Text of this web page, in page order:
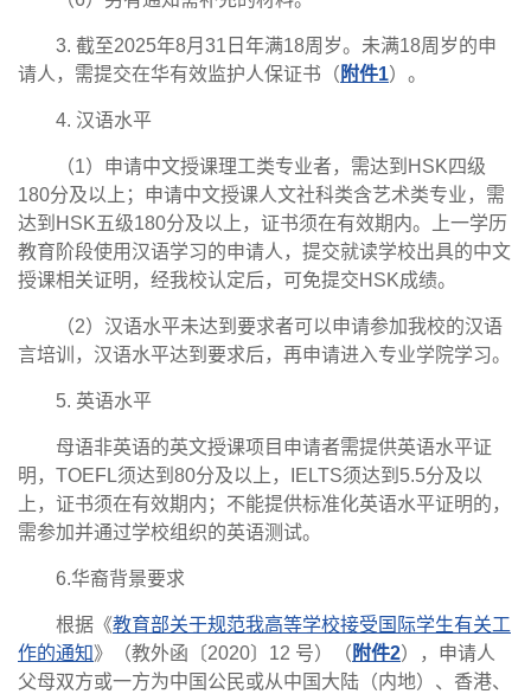
3. 截至2025年8月31日年满18周岁。未满18周岁的申
请人，需提交在华有效监护人保证书（ 附件1）。
4. 汉语水平
（1）申请中文授课理工类专业者，需达到HSK四级
180分及以上；申请中文授课人文社科类含艺术类专业，需
达到HSK五级180分及以上，证书须在有效期内。上一学历
教育阶段使用汉语学习的申请人，提交就读学校出具的中文
授课相关证明，经我校认定后，可免提交HSK成绩。
（2）汉语水平未达到要求者可以申请参加我校的汉语
言培训，汉语水平达到要求后，再申请进入专业学院学习。
5. 英语水平
母语非英语的英文授课项目申请者需提供英语水平证
明，TOEFL须达到80分及以上，IELTS须达到5.5分及以
上，证书须在有效期内；不能提供标准化英语水平证明的，
需参加并通过学校组织的英语测试。
6.华裔背景要求
根据《教育部关于规范我高等学校接受国际学生有关工
作的通知》（教外函〔2020〕12 号）（ 附件2），申请人
父母双方或一方为中国公民或从中国大陆（内地）、香港、